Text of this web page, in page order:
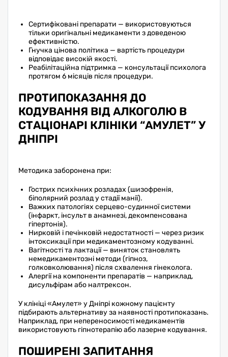
Сертифіковані препарати — використовуються
тільки оригінальні медикаменти з доведеною
ефективністю.
Гнучка цінова політика — вартість процедури
відповідає високій якості.
Реабілітаційна підтримка — консультації психолога
протягом 6 місяців після процедури.
ПРОТИПОКАЗАННЯ ДО
КОДУВАННЯ ВІД АЛКОГОЛЮ В
СТАЦІОНАРІ КЛІНІКИ “АМУЛЕТ” У
ДНІПРІ
Методика заборонена при:
Гострих психічних розладах (шизофренія,
біполярний розлад у стадії манії).
Важких патологіях серцево-судинної системи
(інфаркт, інсульт в анамнезі, декомпенсована
гіпертонія).
Нирковій і печінковій недостатності — через ризик
інтоксикації при медикаментозному кодуванні.
Вагітності та лактації — виняток становлять
немедикаментозні методи (гіпноз,
голковколювання) після схвалення гінеколога.
Алергії на компоненти препаратів — наприклад,
дисульфірам або налтрексон.
У клініці «Амулет» у Дніпрі кожному пацієнту
підбирають альтернативу за наявності протипоказань.
Наприклад, при непереносимості медикаментів
використовують гіпнотерапію або лазерне кодування.
ПОШИРЕНІ ЗАПИТАННЯ